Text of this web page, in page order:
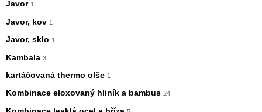
Javor 1
Javor, kov 1
Javor, sklo 1
Kambala 3
kartáčovaná thermo olše 1
Kombinace eloxovaný hliník a bambus 24